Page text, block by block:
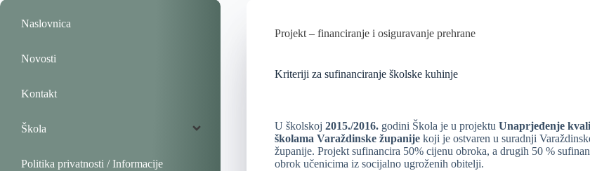
Projekt – financiranje i osiguravanje prehrane
Kriteriji za sufinanciranje školske kuhinje
U školskoj 2015./2016.godini Škola je u projektu Unaprjeđenje
školama Varaždinske županijekoji je ostvaren u suradnji
županije. Projekt sufinancira 50% cijenu obroka, a drugih 50 %
obrok učenicima iz socijalno ugroženih obitelji.
Naslovnica
Novosti
Kontakt
Škola
Politika privatnosti / Informacije